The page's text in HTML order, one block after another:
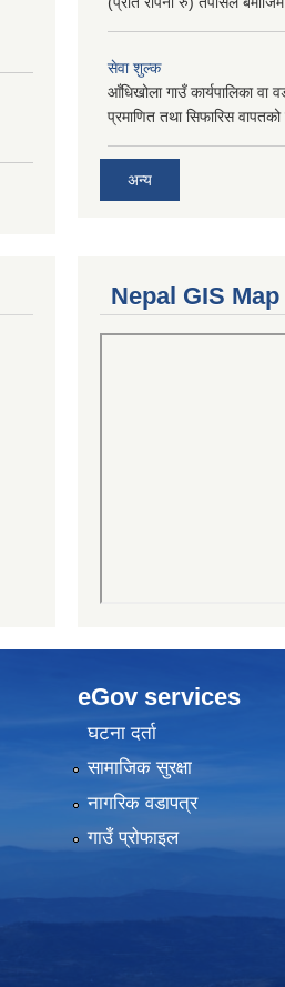
सेवा शुल्क
आँधिखोला गाउँ कार्यपालिका वा
प्रमाणित तथा सिफारिस
अन्य
Nepal GIS Map
eGov services
घटना दर्ता
सामाजिक सुरक्षा
नागरिक वडापत्र
गाउँ प्रोफाइल